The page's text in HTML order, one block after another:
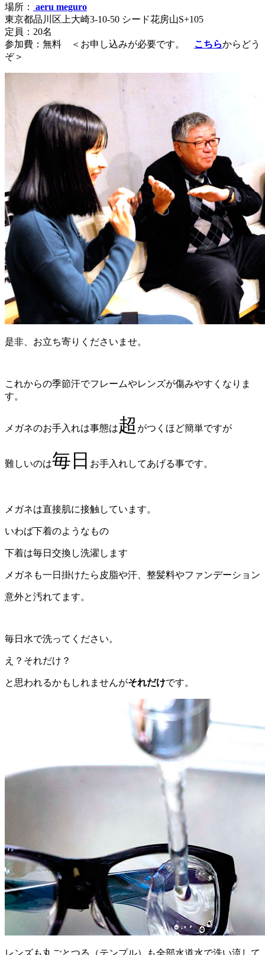
場所：
aeru meguro
東京都品川区上大崎3-10-50 シード花房山S+105
定員：20名
参加費：無料 ＜お申し込みが必要です。 こちらからどう
ぞ＞
是非、お立ち寄りくださいませ。
これからの季節汗でフレームやレンズが傷みやすくなりま
す。
メガネのお手入れは事態は超 がつくほど簡単ですが
難しいのは毎日 お手入れしてあげる事です。
メガネは直接肌に接触しています。
いわば下着のようなもの
下着は毎日交換し洗濯します
メガネも一日掛けたら皮脂や汗、整髪料やファンデーション
意外と汚れてます。
毎日水で洗ってください。
え？それだけ？
と思われるかもしれませんがそれだけです。
レンズも丸ごとつる（テンプル）も全部水道水で洗い流して